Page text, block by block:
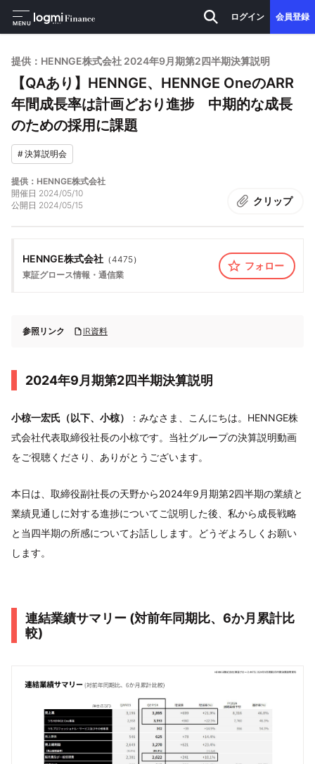
MENU
ログイン 会員登録
提供：HENNGE株式会社 2024年9月期第2四半期決算説明
【QAあり】HENNGE、HENNGE OneのARR
年間成⻑率は計画どおり進捗 中期的な成長
のための採用に課題
#決算説明会
提供：HENNGE株式会社
開催日 2024/05/10
公開日 2024/05/15 クリップ
HENNGE株式会社 （4475）
東証グロース情報・通信業
フォロー
参照リンク IR資料
2024年9月期第2四半期決算説明
小椋一宏氏（以下、小椋）
：みなさま、こんにちは。HENNGE株
式会社代表取締役社長の小椋です。当社グループの決算説明動画
をご視聴くださり、ありがとうございます。
本日は、取締役副社長の天野から2024年9月期第2四半期の業績と
業績見通しに対する進捗についてご説明した後、私から成長戦略
と当四半期の所感についてお話しします。どうぞよろしくお願い
します。
連結業績サマリー (対前年同期⽐、6か⽉累計⽐
較)